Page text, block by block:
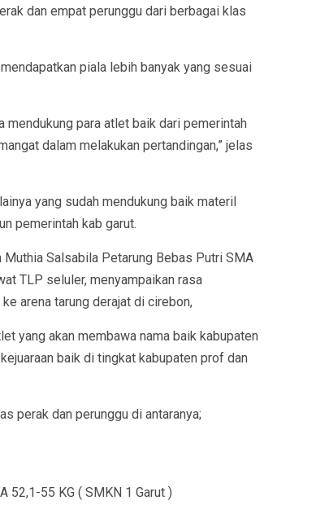
dan empat perunggu dari berbagai klas
piala lebih banyak yang sesuai
mendukung para atlet baik dari pemerintah
dalam melakukan pertandingan,” jelas
yang sudah mendukung baik materil
pemerintah kab garut.
Salsabila Petarung Bebas Putri SMA
TLP seluler, menyampaikan rasa
arena tarung derajat di cirebon,
yang akan membawa nama baik kabupaten
baik di tingkat kabupaten prof dan
perak dan perunggu di antaranya;
52,1-55 KG ( SMKN 1 Garut )